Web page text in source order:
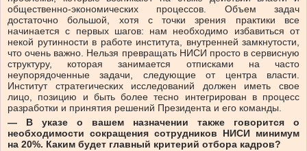
общественно-экономических процессов. Объем задач
достаточно большой, хотя с точки зрения практики все
начинается с первых шагов: нам необходимо избавиться от
некой рутинности в работе института, внутренней замкнутости,
что очень важно. Нельзя превращать НИСИ просто в сервисную
структуру, которая занимается отписками на часто
неупорядоченные задачи, следующие от центра власти.
Институт стратегических исследований должен иметь свое
лицо, позицию и быть более тесно интегрирован в процесс
разработки и принятия решений Президента и его команды.
— В указе о вашем назначении также говорится о
необходимости сокращения сотрудников НИСИ минимум
на 20%. Каким будет главный критерий отбора кадров?